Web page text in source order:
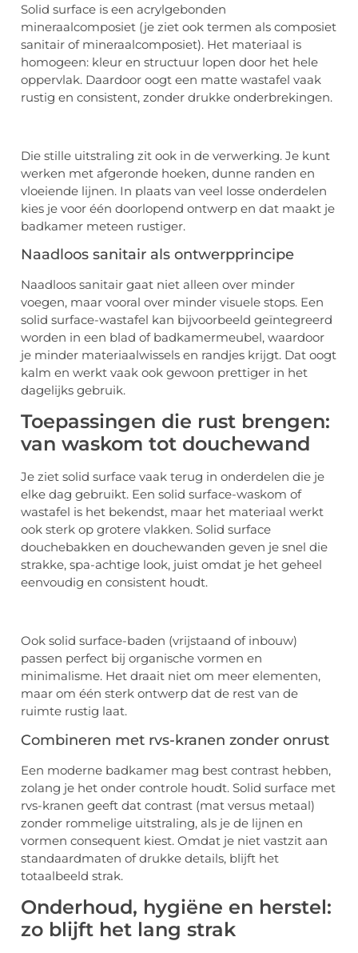
Solid surface is een acrylgebonden
mineraalcomposiet (je ziet ook termen als composiet
sanitair of mineraalcomposiet). Het materiaal is
homogeen: kleur en structuur lopen door het hele
oppervlak. Daardoor oogt een matte wastafel vaak
rustig en consistent, zonder drukke onderbrekingen.
Die stille uitstraling zit ook in de verwerking. Je kunt
werken met afgeronde hoeken, dunne randen en
vloeiende lijnen. In plaats van veel losse onderdelen
kies je voor één doorlopend ontwerp en dat maakt je
badkamer meteen rustiger.
Naadloos sanitair als ontwerpprincipe
Naadloos sanitair gaat niet alleen over minder
voegen, maar vooral over minder visuele stops. Een
solid surface-wastafel kan bijvoorbeeld geïntegreerd
worden in een blad of badkamermeubel, waardoor
je minder materiaalwissels en randjes krijgt. Dat oogt
kalm en werkt vaak ook gewoon prettiger in het
dagelijks gebruik.
Toepassingen die rust brengen:
van waskom tot douchewand
Je ziet solid surface vaak terug in onderdelen die je
elke dag gebruikt. Een solid surface-waskom of
wastafel is het bekendst, maar het materiaal werkt
ook sterk op grotere vlakken. Solid surface
douchebakken en douchewanden geven je snel die
strakke, spa-achtige look, juist omdat je het geheel
eenvoudig en consistent houdt.
Ook solid surface-baden (vrijstaand of inbouw)
passen perfect bij organische vormen en
minimalisme. Het draait niet om meer elementen,
maar om één sterk ontwerp dat de rest van de
ruimte rustig laat.
Combineren met rvs-kranen zonder onrust
Een moderne badkamer mag best contrast hebben,
zolang je het onder controle houdt. Solid surface met
rvs-kranen geeft dat contrast (mat versus metaal)
zonder rommelige uitstraling, als je de lijnen en
vormen consequent kiest. Omdat je niet vastzit aan
standaardmaten of drukke details, blijft het
totaalbeeld strak.
Onderhoud, hygiëne en herstel:
zo blijft het lang strak